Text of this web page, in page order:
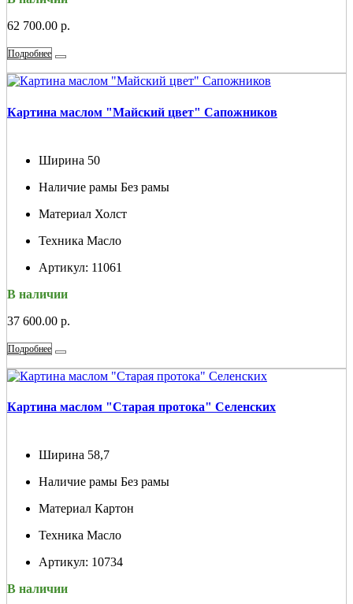
62 700.00 р.
Подробнее
Картина маслом "Майский цвет" Сапожников
Ширина 50
Наличие рамы Без рамы
Материал Холст
Техника Масло
Артикул: 11061
В наличии
37 600.00 р.
Подробнее
Картина маслом "Старая протока" Селенских
Ширина 58,7
Наличие рамы Без рамы
Материал Картон
Техника Масло
Артикул: 10734
В наличии